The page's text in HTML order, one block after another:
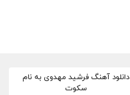
دانلود آهنگ فرشید مهدوی به نام
سکوت